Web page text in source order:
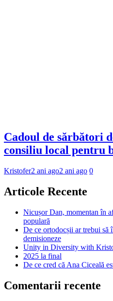
Cadoul de sărbători
consiliu local pentru
Kristofer2 ani ago2 ani ago 0
Articole Recente
Nicușor Dan, momentan în
populară
De ce ortodocșii ar trebui să
demisioneze
Unity in Diversity with
2025 la final
De ce cred că Ana Ciceală
Comentarii recente